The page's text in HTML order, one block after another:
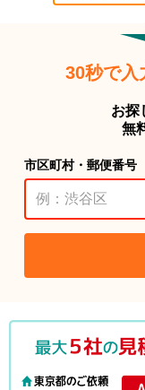
30秒で入
お探
無
市区町村・郵便番号